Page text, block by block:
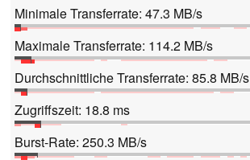
Minimale Transferrate: 47.3 MB/s
Maximale Transferrate: 114.2 MB/s
Durchschnittliche Transferrate: 85.8 MB/s
Zugriffszeit: 18.8 ms
Burst-Rate: 250.3 MB/s